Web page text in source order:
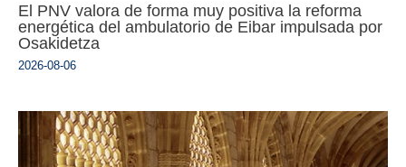
El PNV valora de forma muy positiva la reforma
energética del ambulatorio de Eibar impulsada por
Osakidetza
2026-08-06